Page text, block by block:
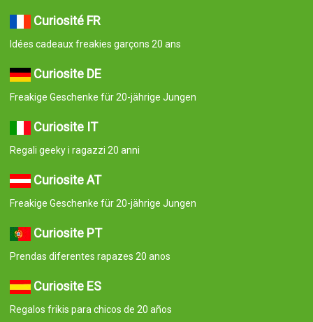
Curiosité FR
Idées cadeaux freakies garçons 20 ans
Curiosite DE
Freakige Geschenke für 20-jährige Jungen
Curiosite IT
Regali geeky i ragazzi 20 anni
Curiosite AT
Freakige Geschenke für 20-jährige Jungen
Curiosite PT
Prendas diferentes rapazes 20 anos
Curiosite ES
Regalos frikis para chicos de 20 años